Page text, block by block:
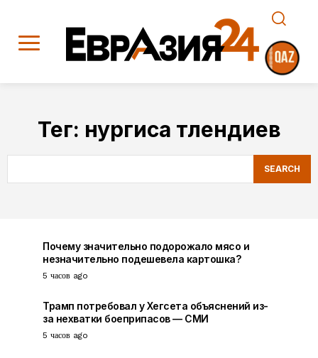
Тег: нургиса тлендиев
SEARCH
Почему значительно подорожало мясо и
незначительно подешевела картошка?
5 часов ago
Трамп потребовал у Хегсета объяснений из-
за нехватки боеприпасов — СМИ
5 часов ago